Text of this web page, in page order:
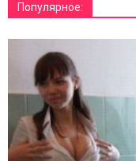
Популярное: